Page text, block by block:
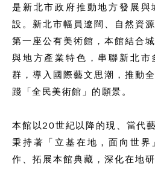
是新北市政府推動地方發展與
設。新北市幅員遼闊、自然資
第一座公有美術館，本館結合
與地方產業特色，串聯新北市
群，導入國際藝文思潮，推動
踐「全民美術館」的願景。
本館以20世紀以降的現、當代
秉持著「立基在地，面向世
作、拓展本館典藏，深化在地